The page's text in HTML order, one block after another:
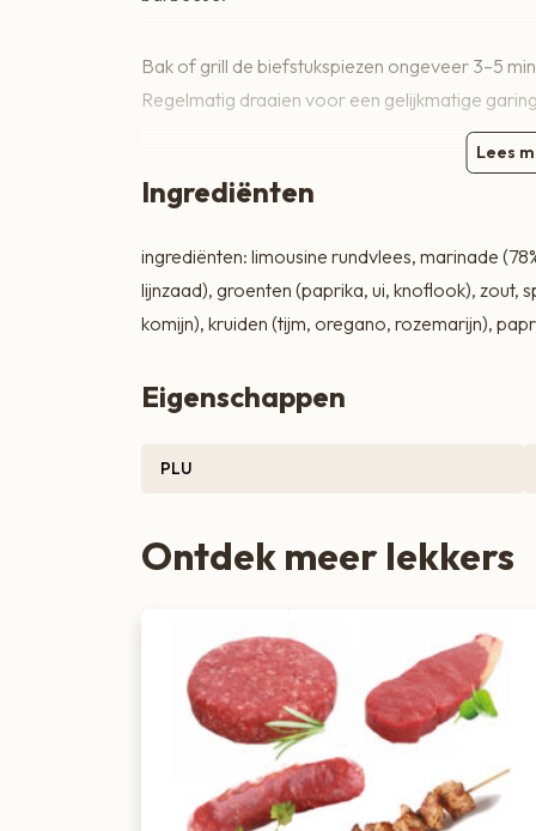
Bak of grill de biefstukspiezen ongeveer 3–5
Regelmatig draaien voor een gelijkmatige
Lees
Ingrediënten
ingrediënten: limousine rundvlees, marinade
lijnzaad), groenten (paprika, ui, knoflook), zout,
komijn), kruiden (tijm, oregano, rozemarijn),
Eigenschappen
PLU
Ontdek meer lekkers